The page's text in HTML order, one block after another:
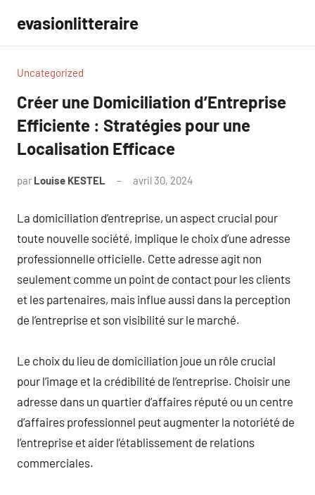
contenu
evasionlitteraire
Uncategorized
Créer une Domiciliation d’Entreprise
Efficiente : Stratégies pour une
Localisation Efficace
par Louise KESTEL avril 30, 2024
La domiciliation d’entreprise, un aspect crucial pour
toute nouvelle société, implique le choix d’une adresse
professionnelle officielle. Cette adresse agit non
seulement comme un point de contact pour les clients
et les partenaires, mais influe aussi dans la perception
de l’entreprise et son visibilité sur le marché.
Le choix du lieu de domiciliation joue un rôle crucial
pour l’image et la crédibilité de l’entreprise. Choisir une
adresse dans un quartier d’affaires réputé ou un centre
d’affaires professionnel peut augmenter la notoriété de
l’entreprise et aider l’établissement de relations
commerciales.